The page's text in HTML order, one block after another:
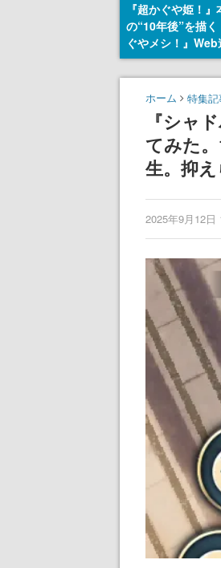
『超かぐや姫！』
の“10年後”を描
ぐやメシ！』Web
定。新たなWebマ
ーベル「ビビビコ
ク」にて特別話が
タート、あのお話
まだ続きがある！
ホーム 特集
『シャ
てみた
生。抑
2025年9月12日